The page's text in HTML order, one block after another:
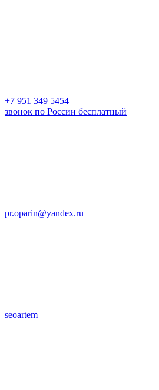
+7 951 349 5454
звонок по России бесплатный
pr.oparin@yandex.ru
seoartem